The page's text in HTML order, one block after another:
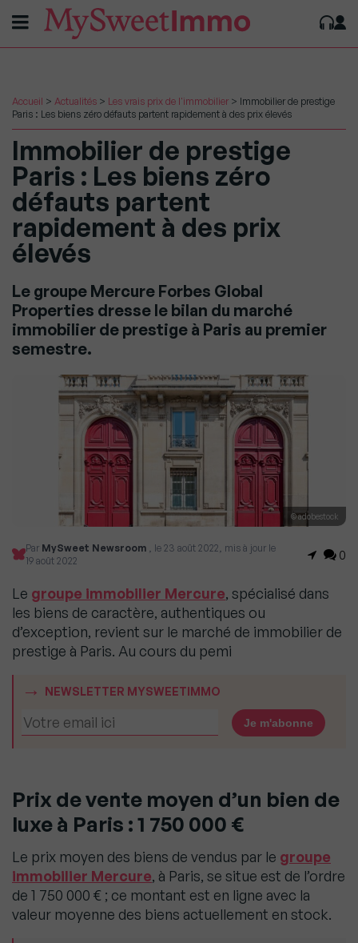
Accueil > Actualités > Les vrais prix de l'immobilier > Immobilier de prestige
Paris : Les biens zéro défauts partent rapidement à des prix élevés
Immobilier de prestige
Paris : Les biens zéro
défauts partent
rapidement à des prix
élevés
Le groupe Mercure Forbes Global
Properties dresse le bilan du marché
immobilier de prestige à Paris au premier
semestre.
© adobestock
Par MySweet Newsroom , le 23 août 2022, mis à jour le
19 août 2022
0
Le groupe immobilier Mercure, spécialisé dans
les biens de caractère, authentiques ou
d’exception, revient sur le marché de immobilier de
prestige à Paris. Au cours du pemi
NEWSLETTER MYSWEETIMMO
Prix de vente moyen d’un bien de
luxe à Paris : 1 750 000 €
Le prix moyen des biens de vendus par le groupe
immobilier Mercure, à Paris, se situe est de l’ordre
de 1 750 000 € ; ce montant est en ligne avec la
valeur moyenne des biens actuellement en stock.